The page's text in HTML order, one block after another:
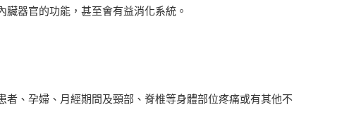
器官的功能，甚至會有益消化系統。
、孕婦、月經期間及頸部、脊椎等身體部位疼痛或有其他不